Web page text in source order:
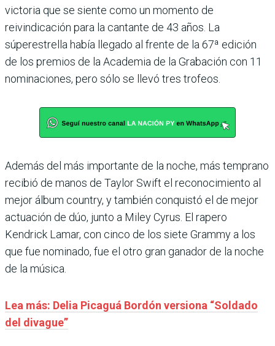
victoria que se siente como un momento de
reivindicación para la cantante de 43 años. La
súperestrella había llegado al frente de la 67ª edición
de los premios de la Academia de la Grabación con 11
nominaciones, pero sólo se llevó tres trofeos.
Además del más importante de la noche, más temprano
recibió de manos de Taylor Swift el reconocimiento al
mejor álbum country, y también conquistó el de mejor
actuación de dúo, junto a Miley Cyrus. El rapero
Kendrick Lamar, con cinco de los siete Grammy a los
que fue nominado, fue el otro gran ganador de la noche
de la música.
Lea más: Delia Picaguá Bordón versiona “Soldado
del divague”